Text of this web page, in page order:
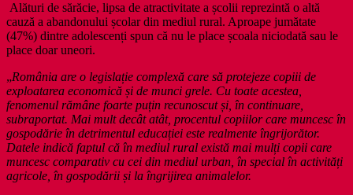
Alături de sărăcie, lipsa de atractivitate a școlii reprezintă o altă
cauză a abandonului școlar din mediul rural. Aproape jumătate
(47%) dintre adolescenți spun că nu le place școala niciodată sau le
place doar uneori.
„România are o legislație complexă care să protejeze copiii de
exploatarea economică și de munci grele. Cu toate acestea,
fenomenul rămâne foarte puțin recunoscut și, în continuare,
subraportat. Mai mult decât atât, procentul copiilor care muncesc în
gospodărie în detrimentul educației este realmente îngrijorător.
Datele indică faptul că în mediul rural există mai mulți copii care
muncesc comparativ cu cei din mediul urban, în special în activități
agricole, în gospodării și la îngrijirea animalelor.